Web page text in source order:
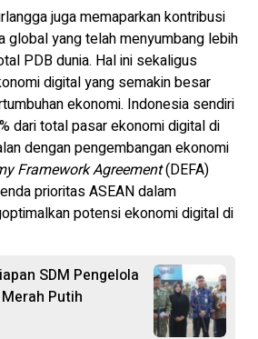
juga memaparkan kontribusi
global yang telah menyumbang lebih
PDB dunia. Hal ini sekaligus
digital yang semakin besar
ekonomi. Indonesia sendiri
dari total pasar ekonomi digital di
dengan pengembangan ekonomi
Framework Agreement(DEFA)
prioritas ASEAN dalam
potensi ekonomi digital di
SDM Pengelola
Putih